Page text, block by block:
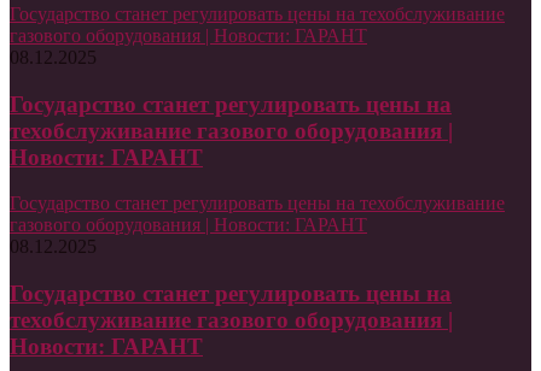
Государство станет регулировать цены на техобслуживание
газового оборудования | Новости: ГАРАНТ
08.12.2025
Государство станет регулировать цены на
техобслуживание газового оборудования |
Новости: ГАРАНТ
Государство станет регулировать цены на техобслуживание
газового оборудования | Новости: ГАРАНТ
08.12.2025
Государство станет регулировать цены на
техобслуживание газового оборудования |
Новости: ГАРАНТ